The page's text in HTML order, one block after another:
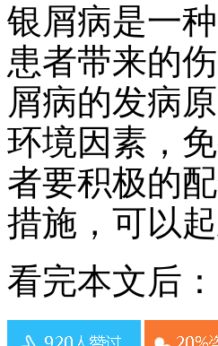
银屑病是一
患者带来的
屑病的发病
环境因素，
者要积极的
措施，可以
看完本文后：